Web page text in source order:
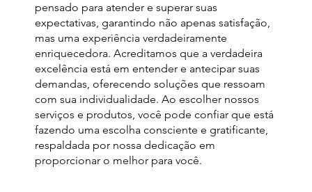
pensado para atender e superar suas
expectativas, garantindo não apenas satisfação,
mas uma experiência verdadeiramente
enriquecedora. Acreditamos que a verdadeira
excelência está em entender e antecipar suas
demandas, oferecendo soluções que ressoam
com sua individualidade. Ao escolher nossos
serviços e produtos, você pode confiar que está
fazendo uma escolha consciente e gratificante,
respaldada por nossa dedicação em
proporcionar o melhor para você.